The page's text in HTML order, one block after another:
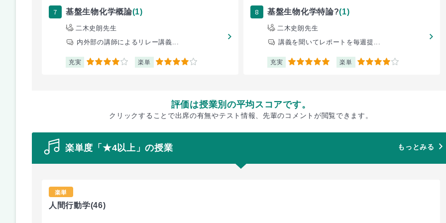
7 基盤生物化学概論(1)
二木史朗先生
内外部の講師によるリレー講義...
充実 4 楽単 4
8 基盤生物化学特論?(1)
二木史朗先生
講義を聞いてレポートを毎週提...
充実 5 楽単 4
評価は授業別の平均スコアです。
クリックすることで出席の有無やテスト情報、先輩のコメントが閲覧できます。
楽単度「★4以上」の授業 もっとみる
楽単
人間行動学(46)